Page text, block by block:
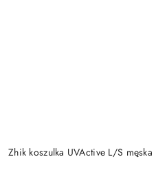
Zhik koszulka UVActive L/S męska